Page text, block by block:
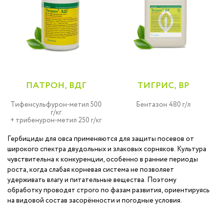
ПАТРОН, ВДГ
Тифенсульфурон-метил 500
г/кг
+ трибенурон-метил 250 г/кг
ТИГРИС, ВР
Бентазон 480 г/л
Гербициды для овса применяются для защиты посевов от
широкого спектра двудольных и злаковых сорняков. Культура
чувствительна к конкуренции, особенно в ранние периоды
роста, когда слабая корневая система не позволяет
удерживать влагу и питательные вещества. Поэтому
обработку проводят строго по фазам развития, ориентируясь
на видовой состав засорённости и погодные условия.